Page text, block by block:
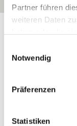
Partner führen
weiteren Daten
Notwendig
Präferenzen
Statistiken